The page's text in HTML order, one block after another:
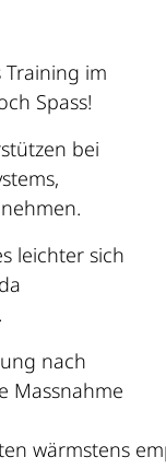
Training im
Spass!
bei
leichter sich
nach
Massnahme
wärmstens